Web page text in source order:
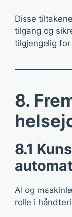
Disse
tilgang og
tilgjengelig
8.
8.1
AI og
rolle i